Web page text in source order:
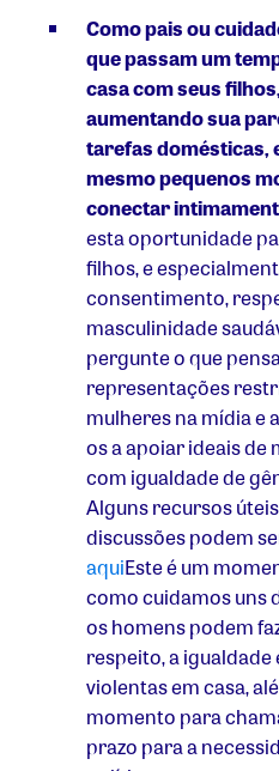
Como pais ou
que passam um
casa com seus
aumentando sua
tarefas domésticas,
mesmo pequenos
conectar
esta oportunidade
filhos, e
consentimento,
masculinidade
pergunte o que
representações
mulheres na mídia e
os a apoiar ideais de
com igualdade de
Alguns recursos
discussões podem
aquiEste é um
como cuidamos uns
os homens podem
respeito, a igualdade
violentas em casa,
momento para
prazo para a